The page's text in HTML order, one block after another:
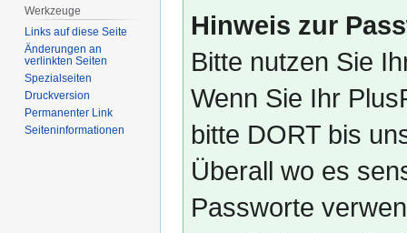
Hinweis zur
Bitte nutzen Sie
Wenn Sie Ihr
bitte DORT bis
Überall wo es
Passworte
Werkzeuge
Links auf diese Seite
Änderungen an
verlinkten Seiten
Spezialseiten
Druckversion
Permanenter Link
Seiten­­informationen